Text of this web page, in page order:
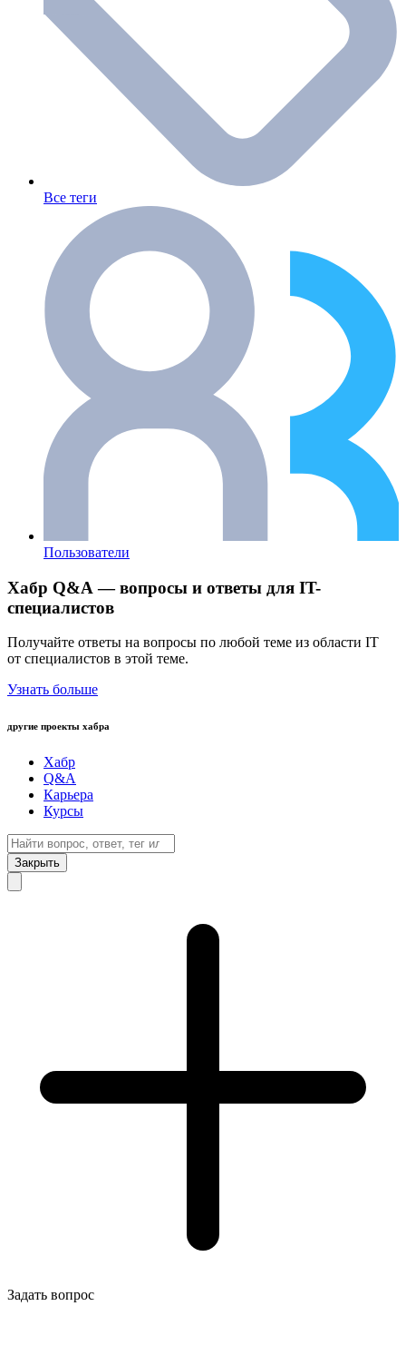
Все теги
Пользователи
Хабр Q&A — вопросы и ответы для IT-
специалистов
Получайте ответы на вопросы по любой теме из области IT
от специалистов в этой теме.
Узнать больше
другие проекты хабра
Хабр
Q&A
Карьера
Курсы
Закрыть
Задать вопрос